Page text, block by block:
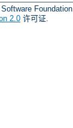
Foundation.
2.0 许可证.